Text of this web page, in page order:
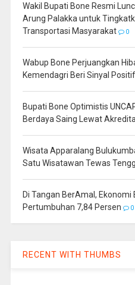
Wakil Bupati Bone Resmi
Arung Palakka untuk
Transportasi Masyarakat
0
Wabup Bone Perjuangkan
Kemendagri Beri Sinyal Positif
Bupati Bone Optimistis
Berdaya Saing Lewat
Wisata Apparalang
Satu Wisatawan Tewas
Di Tangan BerAmal,
Pertumbuhan 7,84 Persen
0
RECENT WITH THUMBS